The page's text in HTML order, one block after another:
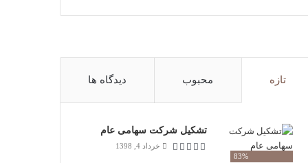
تازه محبوب دیدگاه ها
تشکیل شرکت سهامی عام
خرداد 4, 1398
83%